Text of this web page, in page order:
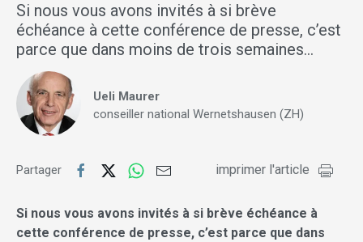
Si nous vous avons invités à si brève
échéance à cette conférence de presse, c’est
parce que dans moins de trois semaines…
Ueli Maurer
conseiller national Wernetshausen (ZH)
Partager imprimer l'article
Si nous vous avons invités à si brève échéance à
cette conférence de presse, c’est parce que dans